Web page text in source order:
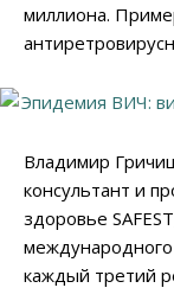
миллиона.
Владимир
консультант и
здоровье
международного
каждый третий